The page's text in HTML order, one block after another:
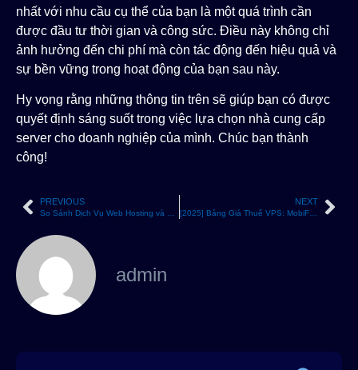
nhất với nhu cầu cụ thể của bạn là một quá trình cần
được đầu tư thời gian và công sức. Điều này không chỉ
ảnh hưởng đến chi phí mà còn tác động đến hiệu quả và
sự bền vững trong hoạt động của bạn sau này.
Hy vọng rằng những thông tin trên sẽ giúp bạn có được
quyết định sáng suốt trong việc lựa chọn nhà cung cấp
server cho doanh nghiệp của mình. Chúc bạn thành
công!
PREVIOUS NEXT
[2025] Bảng Giá Thuê VPS: MobiFone Cloud VPS
admin